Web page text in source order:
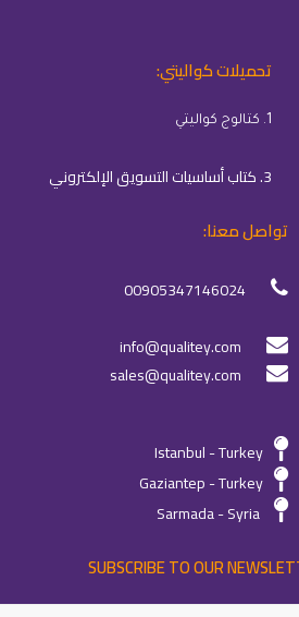
تحميلات كواليتي:
1. كتالوج كواليتي
3. كتاب أساسيات التسويق الإلكتروني
تواصل معنا:
00905347146024
info@qualitey.com
sales@qualitey.com
Istanbul - Turkey
Gaziantep - Turkey
Sarmada - Syria
SUBSCRIBE TO OUR